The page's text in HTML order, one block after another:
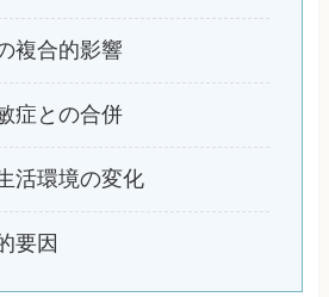
複合的影響
症との合併
活環境の変化
要因